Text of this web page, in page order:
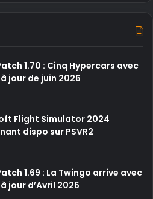
1.70 : Cinq Hypercars avec
jour de juin 2026
Flight Simulator 2024
dispo sur PSVR2
1.69 : La Twingo arrive avec
jour d’Avril 2026